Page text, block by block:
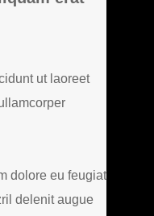
ut laoreet
dolore eu feugiat
delenit augue